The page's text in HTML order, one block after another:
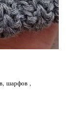
шарфов ,